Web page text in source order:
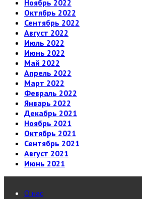
Ноябрь 2022
Октябрь 2022
Сентябрь 2022
Август 2022
Июль 2022
Июнь 2022
Май 2022
Апрель 2022
Март 2022
Февраль 2022
Январь 2022
Декабрь 2021
Ноябрь 2021
Октябрь 2021
Сентябрь 2021
Август 2021
Июнь 2021
О нас